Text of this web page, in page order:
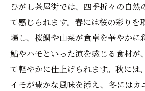
ひがし茶屋街では、四季折々の自然
て感じられます。春には桜の彩りを
場し、桜鯛や山菜が食卓を華やかに
鮎やハモといった涼を感じる食材が
て軽やかに仕上げられます。秋には
イモが豊かな風味を添え、冬にはカ